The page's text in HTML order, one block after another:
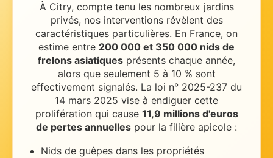
À Citry, compte tenu les nombreux jardins
privés, nos interventions révèlent des
caractéristiques particulières. En France, on
estime entre 200 000 et 350 000 nids de
frelons asiatiques présents chaque année,
alors que seulement 5 à 10 % sont
effectivement signalés. La loi n° 2025-237 du
14 mars 2025 vise à endiguer cette
prolifération qui cause 11,9 millions d'euros
de pertes annuelles pour la filière apicole :
Nids de guêpes dans les propriétés